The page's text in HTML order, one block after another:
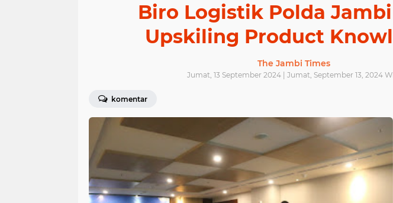
Biro Logistik Polda
Upskiling Product
The Jambi Times
Jumat, 13 September 2024 | Jumat, September 13, 2024
komentar